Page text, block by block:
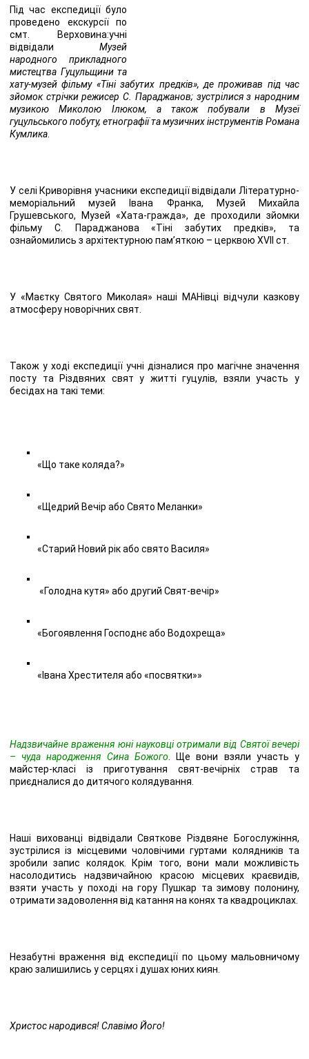
Під час експедиції було
проведено екскурсії по
смт. Верховина:учні
відвідали Музей
народного прикладного
мистецтва Гуцульщини та
хату-музей фільму «Тіні забутих предків», де проживав під час
зйомок стрічки режисер С. Параджанов; зустрілися з народним
музикою Миколою Ілюком, а також побували в Музеї
гуцульського побуту, етнографії та музичних інструментів Романа
Кумлика
У селі Криворівня учасники експедиції відвідали Літературно-
меморіальний музей Івана Франка, Музей Михайла
Грушевського, Музей «Хата-гражда», де проходили зйомки
фільму С. Параджанова «Тіні забутих предків», та
ознайомились з архітектурною пам’яткою – церквою ХVІІ ст.
У «Маєтку Святого Миколая» наші МАНівці відчули казкову
атмосферу новорічних свят.
Також у ході експедиції учні дізналися про магічне значення
посту та Різдвяних свят у житті гуцулів, взяли участь у
бесідах на такі теми:
«Що таке коляда?»
«Щедрий Вечір або Свято Меланки»
«Старий Новий рік або свято Василя»
«Голодна кутя» або другий Свят-вечір»
«Богоявлення Господнє або Водохреща»
«Івана Хрестителя або «посвятки»»
Надзвичайне враження юні науковці отримали від Святої вечері
– чуда народження Сина Божого . Ще вони взяли участь у
майстер-класі із приготування свят-вечірніх страв та
приєдналися до дитячого колядування.
Наші вихованці відвідали Святкове Різдвяне Богослужіння,
зустрілися із місцевими чоловічими гуртами колядників та
зробили запис колядок. Крім того, вони мали можливість
насолодитись надзвичайною красою місцевих краєвидів,
взяти участь у поході на гору Пушкар та зимову полонину,
отримати задоволення від катання на конях та квадроциклах.
Незабутні враження від експедиції по цьому мальовничому
краю залишились у серцях і душах юних киян.
Христос народився! Славімо Його!